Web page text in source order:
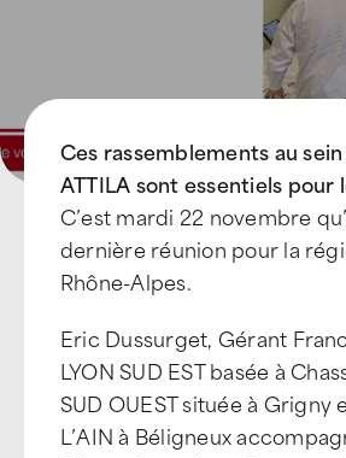
Ces rassemblements au
ATTILA sont essentiels pour
C’est mardi 22 novembre
dernière réunion pour la
Rhône-Alpes.
Eric Dussurget, Gérant
LYON SUD EST basée à
SUD OUEST située à Grigny
L’AIN à Béligneux